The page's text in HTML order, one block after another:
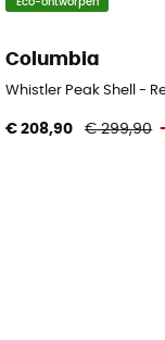
- Dames
Eco-ontworpen
Columbia
Whistler Peak Shell -
€ 208,90 € 299,90